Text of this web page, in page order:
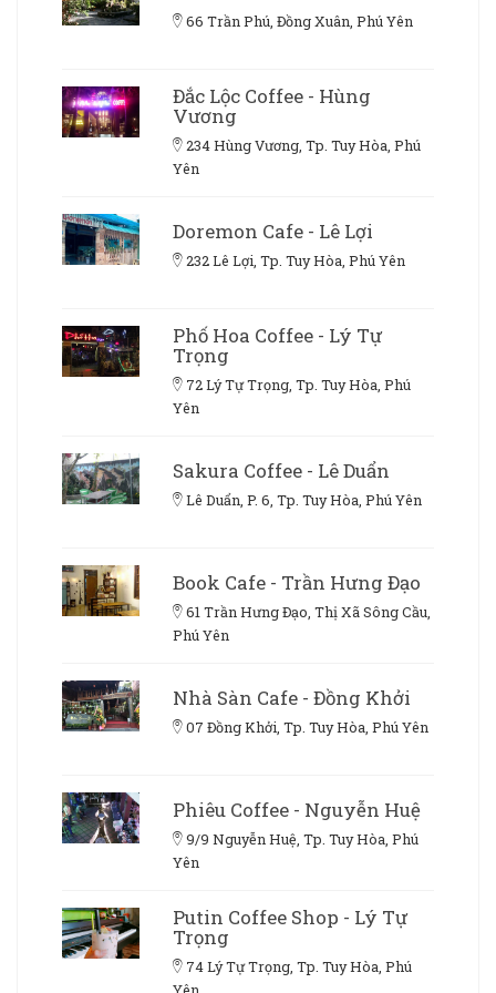
66 Trần Phú, Đồng Xuân, Phú Yên
Đắc Lộc Coffee - Hùng
Vương
234 Hùng Vương, Tp. Tuy Hòa, Phú
Yên
Doremon Cafe - Lê Lợi
232 Lê Lợi, Tp. Tuy Hòa, Phú Yên
Phố Hoa Coffee - Lý Tự
Trọng
72 Lý Tự Trọng, Tp. Tuy Hòa, Phú
Yên
Sakura Coffee - Lê Duẩn
Lê Duẩn, P. 6, Tp. Tuy Hòa, Phú Yên
Book Cafe - Trần Hưng Đạo
61 Trần Hưng Đạo, Thị Xã Sông Cầu,
Phú Yên
Nhà Sàn Cafe - Đồng Khởi
07 Đồng Khởi, Tp. Tuy Hòa, Phú Yên
Phiêu Coffee - Nguyễn Huệ
9/9 Nguyễn Huệ, Tp. Tuy Hòa, Phú
Yên
Putin Coffee Shop - Lý Tự
Trọng
74 Lý Tự Trọng, Tp. Tuy Hòa, Phú
Yên